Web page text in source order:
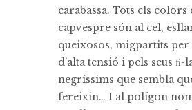
carabassa. Tots els colors
capvespre són al cel,
queixosos, migpartits per
d’alta tensió i pels seus ﬁ-
negríssims que sembla
fereixin… I al polígon